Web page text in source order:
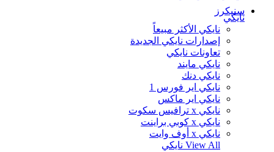
سنيكرز
نايكي
نايكي الأكثر مبيعاً
إصدارات نايكي الجديدة
تعاونات نايكي
نايكي مايند
نايكي دنك
نايكي اير فورس 1
نايكي اير ماكس
نايكي x ترافيس سكوت
نايكي x كوبي براينت
نايكي x أوف وايت
View All نايكي